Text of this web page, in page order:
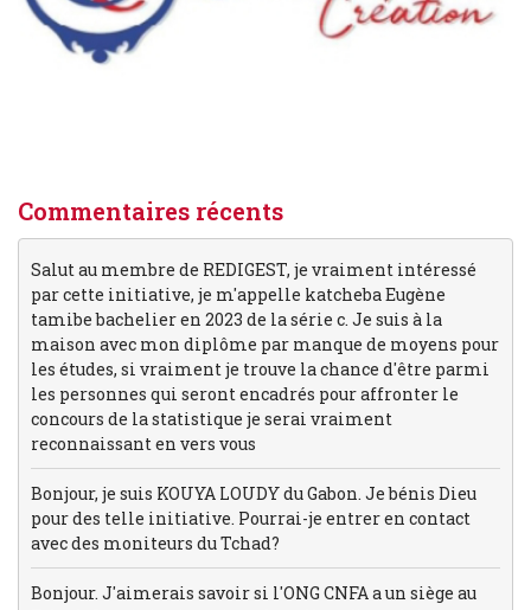
Commentaires récents
Salut au membre de REDIGEST, je vraiment intéressé
par cette initiative, je m'appelle katcheba Eugène
tamibe bachelier en 2023 de la série c. Je suis à la
maison avec mon diplôme par manque de moyens pour
les études, si vraiment je trouve la chance d'être parmi
les personnes qui seront encadrés pour affronter le
concours de la statistique je serai vraiment
reconnaissant en vers vous
Bonjour, je suis KOUYA LOUDY du Gabon. Je bénis Dieu
pour des telle initiative. Pourrai-je entrer en contact
avec des moniteurs du Tchad?
Bonjour. J'aimerais savoir si l'ONG CNFA a un siège au